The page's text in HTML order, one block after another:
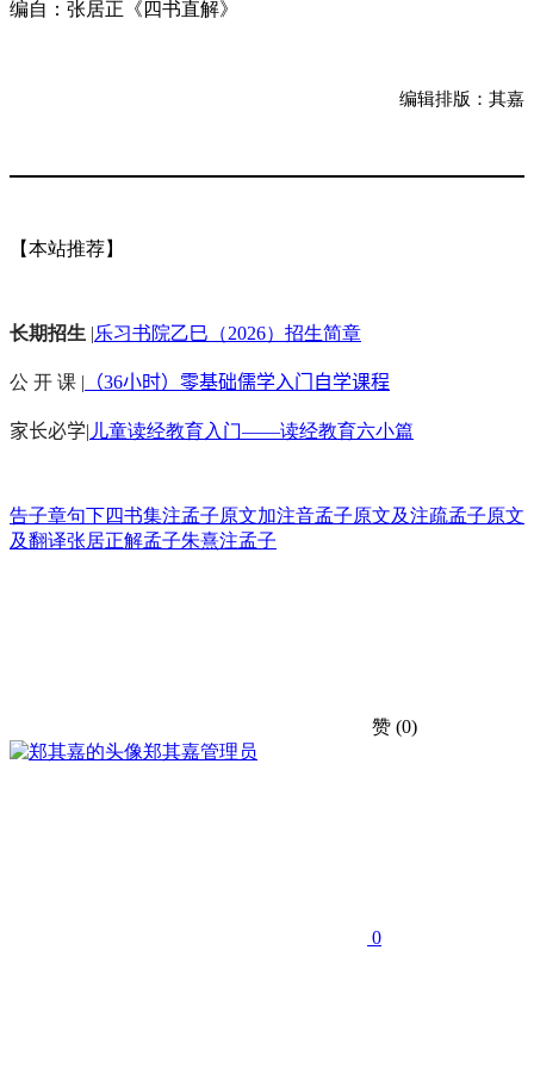
编自：张居正《四书直解》
编辑排版：其嘉
【本站推荐】
长期招生 |乐习书院乙巳（2026）招生简章
公 开 课 | （36小时）零基础儒学入门自学课程
家长必学| 儿童读经教育入门——读经教育六小篇
告子章句下四书集注孟子原文加注音孟子原文及注疏孟子原文
及翻译张居正解孟子朱熹注孟子
赞 (0)
郑其嘉管理员
0